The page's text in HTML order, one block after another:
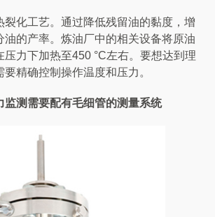
裂化工艺。通过降低残留油的黏度，增
油的产率。炼油厂中的相关设备将原油
压力下加热至450 °C左右。要想达到理
精确控制操作温度和压力。
监测需要配有毛细管的测量系统